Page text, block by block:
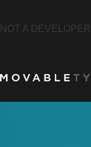
NOT A